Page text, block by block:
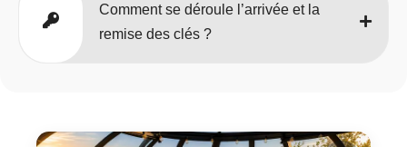
Comment se déroule l’arrivée et la
remise des clés ?